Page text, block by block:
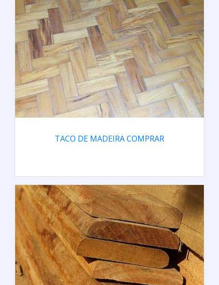
TACO DE MADEIRA COMPRAR